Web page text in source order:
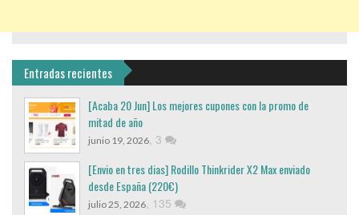
Entradas recientes
[Acaba 20 Jun] Los mejores cupones con la promo de
mitad de año
junio 19, 2026, 3
[Envio en tres dias] Rodillo Thinkrider X2 Max enviado
desde España (220€)
julio 25, 2026, 135